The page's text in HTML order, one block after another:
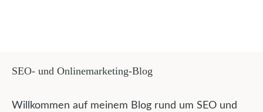
SEO- und Onlinemarketing-Blog
Willkommen auf meinem Blog rund um SEO und